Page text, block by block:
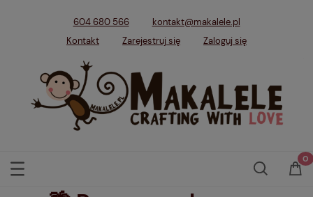
604 680 566
kontakt@makalele.pl
Kontakt
Zarejestruj się Zaloguj się